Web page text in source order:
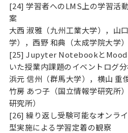
[24] 学習者へのLMS上の学習活
案
大西 淑雅（九州工業大学），山
学），西野 和典（太成学院大学）
[25] Jupyter Notebookと
いた授業内課題のイベントログ
浜元 信州（群馬大学），横山 重
竹房 あつ子（国立情報学研究所
研究所）
[26] 繰り返し受験可能なオンラ
型実施による学習定着の観察